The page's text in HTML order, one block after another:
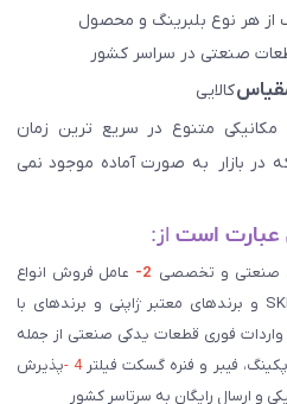
از هر نوع بلبرینگ و محصول
صنعتی در سراسر کشور
کالایی
متنوع در سریع ترین زمان
در بازار به صورت آماده موجود نمی
عبارت است از:
صنعتی و تخصصی 2-
عامل فروش انواع
بلبرینگ با مارکهای تجاری SKF & FAG و برندهای معتبر ژاپنی و برندهای با
فوری قطعات یدکی صنعتی از جمله
پکینگ، فیبر و فنره گسکت فیلتر4 - پذیرش
و ارسال رایگان به سرتاسر کشور